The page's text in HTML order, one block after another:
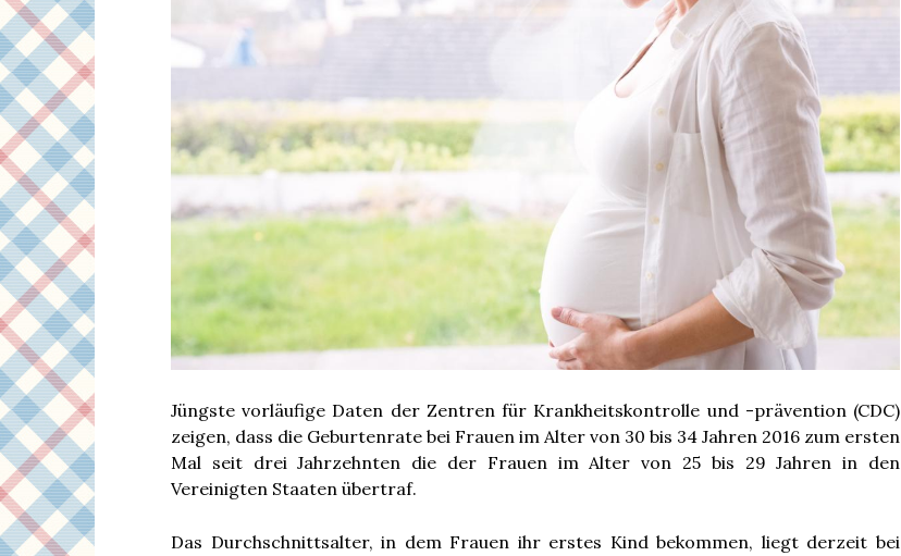
Jüngste vorläufige Daten der Zentren für Krankheitskontrolle und -prävention (CDC)
zeigen, dass die Geburtenrate bei Frauen im Alter von 30 bis 34 Jahren 2016 zum ersten
Mal seit drei Jahrzehnten die der Frauen im Alter von 25 bis 29 Jahren in den
Vereinigten Staaten übertraf.
Das Durchschnittsalter, in dem Frauen ihr erstes Kind bekommen, liegt derzeit bei